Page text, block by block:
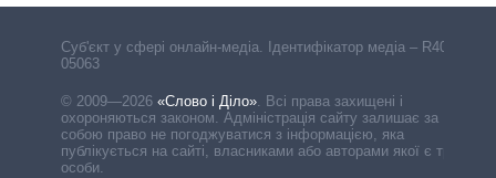
Cуб'єкт у сфері онлайн-медіа. Ідентифікатор медіа – R40-
05063
© 2009—2026 «Слово і Діло». Всі права захищені і
охороняються законом. Адміністрація сайту залишає за
собою право не погоджуватися з інформацією, яка
публікується на сайті, власниками або авторами якої є треті
особи.